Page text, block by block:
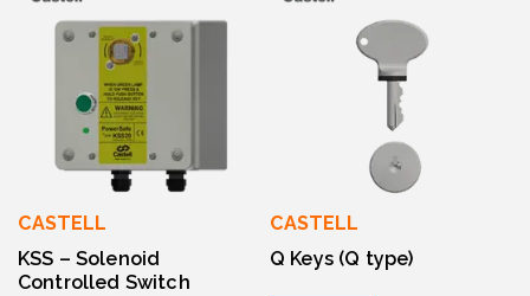
CASTELL
KSS – Solenoid
Controlled Switch
CASTELL
Q Keys (Q type)